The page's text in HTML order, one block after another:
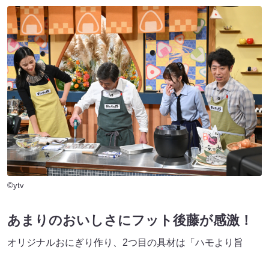
©ytv
あまりのおいしさにフット後藤が感激！
オリジナルおにぎり作り、2つ目の具材は「ハモより旨